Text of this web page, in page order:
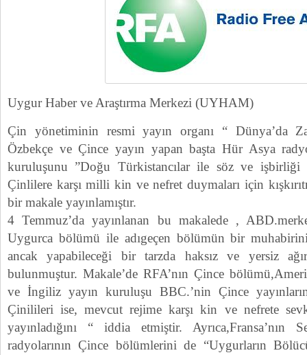
Uygur Haber ve Araştırma Merkezi (UYHAM)
Çin yönetiminin resmi yayın organı “ Dünya’da
Özbekçe ve Çince yayın yapan başta Hür Asya
kuruluşunu ”Doğu Türkistancılar ile söz ve işbirliği
Çinlilere karşı milli kin ve nefret duymaları için
bir makale yayınlamıştır.
4 Temmuz’da yayınlanan bu makalede ,
Uygurca bölümü ile adıgeçen bölümün bir
ancak yapabileceği bir tarzda haksız ve yersiz
bulunmuştur. Makale’de RFA’nın Çince
ve İngiliz yayın kuruluşu BBC.’nin Çince
Çinilileri ise, mevcut rejime karşı kin ve nefrete
yayınladığını “ iddia etmiştir. Ayrıca,Fransa’nın
radyolarının Çince bölümlerini de “Uygurların